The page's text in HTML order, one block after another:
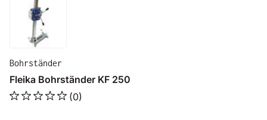
Bohrständer
Fleika Bohrständer KF 250
(0)